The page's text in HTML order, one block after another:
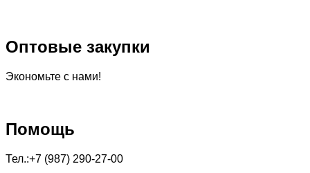
Оптовые закупки
Экономьте с нами!
Помощь
Тел.:+7 (987) 290-27-00